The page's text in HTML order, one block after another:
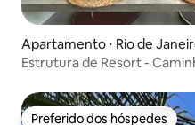
Apartamento ⋅ Rio de
Estrutura de Resort -
Preferido dos hóspedes